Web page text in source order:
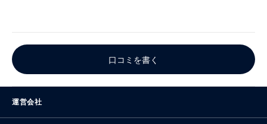
口コミを書く
運営会社